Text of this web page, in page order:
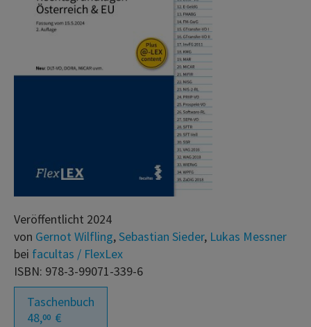
Veröffentlicht 2024
von Gernot Wilfling,Sebastian Sieder, Lukas Messner
bei facultas / FlexLex
ISBN: 978-3-99071-339-6
Taschenbuch
48,00 €